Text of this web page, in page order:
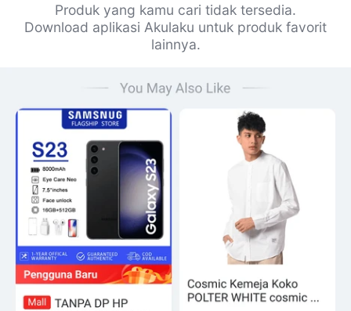
Produk yang kamu cari tidak tersedia.
Download aplikasi Akulaku untuk produk favorit
lainnya.